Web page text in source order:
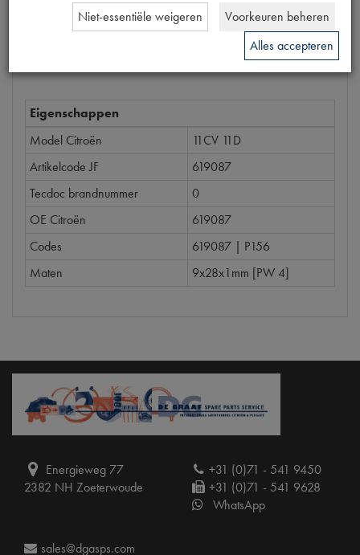
Eigenschappen
Model Citroën
11CV 11D
Artikelcode JF
619087
Tecdoc brandnummer
0
OE Citroën
619087
Codes
619087 | P156
Maten
9x28x1mm [PW 4]
Energieweg 77
2382 NH Zoeterwoude
+31 (0)71 - 541 9450
+31 (0)71 - 541 9628
WhatsApp
sales@dgasps.com
Niet-essentiële weigeren
Voorkeuren beheren
Alles accepteren